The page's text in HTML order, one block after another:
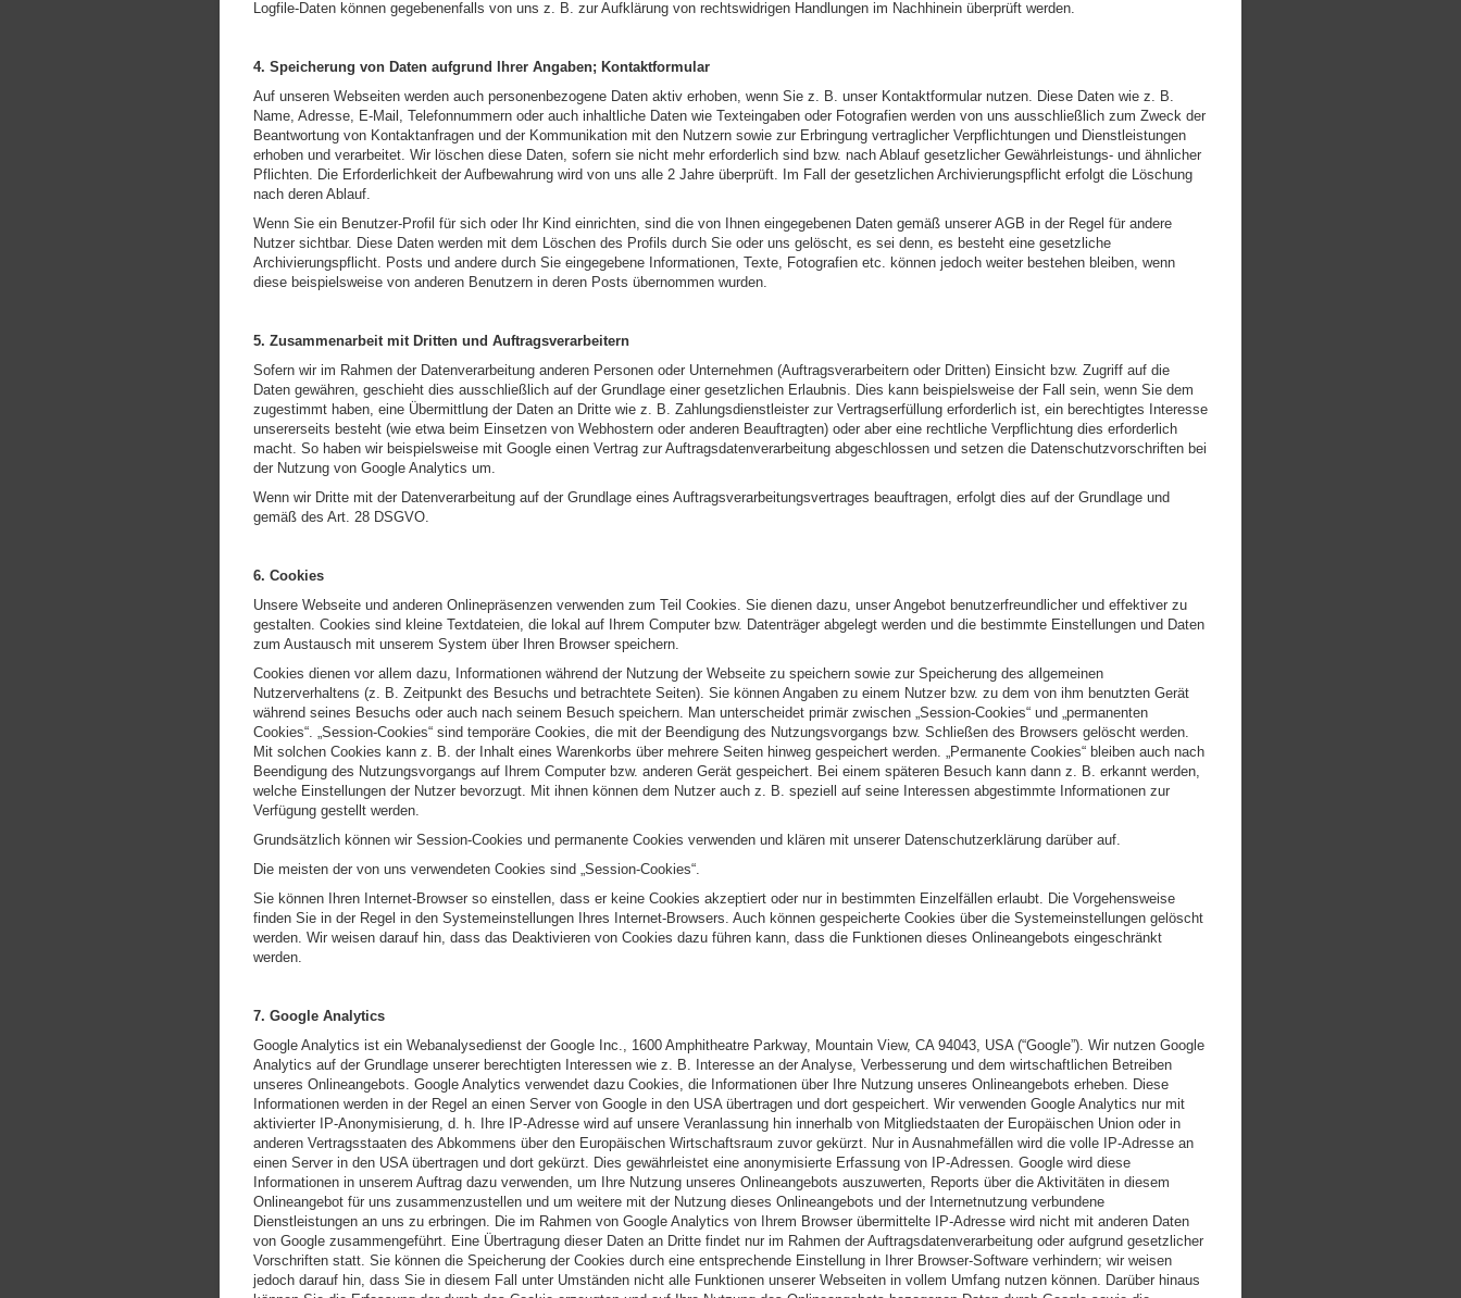
Logfile-Daten können gegebenenfalls von uns z. B. zur Aufklärung von rechtswidrigen Handlungen im Nachhinein überprüft werden.
4. Speicherung von Daten aufgrund Ihrer Angaben; Kontaktformular
Auf unseren Webseiten werden auch personenbezogene Daten aktiv erhoben, wenn Sie z. B. unser Kontaktformular nutzen. Diese Daten wie z. B.
Name, Adresse, E-Mail, Telefonnummern oder auch inhaltliche Daten wie Texteingaben oder Fotografien werden von uns ausschließlich zum Zweck der
Beantwortung von Kontaktanfragen und der Kommunikation mit den Nutzern sowie zur Erbringung vertraglicher Verpflichtungen und Dienstleistungen
erhoben und verarbeitet. Wir löschen diese Daten, sofern sie nicht mehr erforderlich sind bzw. nach Ablauf gesetzlicher Gewährleistungs- und ähnlicher
Pflichten. Die Erforderlichkeit der Aufbewahrung wird von uns alle 2 Jahre überprüft. Im Fall der gesetzlichen Archivierungspflicht erfolgt die Löschung
nach deren Ablauf.
Wenn Sie ein Benutzer-Profil für sich oder Ihr Kind einrichten, sind die von Ihnen eingegebenen Daten gemäß unserer AGB in der Regel für andere
Nutzer sichtbar. Diese Daten werden mit dem Löschen des Profils durch Sie oder uns gelöscht, es sei denn, es besteht eine gesetzliche
Archivierungspflicht. Posts und andere durch Sie eingegebene Informationen, Texte, Fotografien etc. können jedoch weiter bestehen bleiben, wenn
diese beispielsweise von anderen Benutzern in deren Posts übernommen wurden.
5. Zusammenarbeit mit Dritten und Auftragsverarbeitern
Sofern wir im Rahmen der Datenverarbeitung anderen Personen oder Unternehmen (Auftragsverarbeitern oder Dritten) Einsicht bzw. Zugriff auf die
Daten gewähren, geschieht dies ausschließlich auf der Grundlage einer gesetzlichen Erlaubnis. Dies kann beispielsweise der Fall sein, wenn Sie dem
zugestimmt haben, eine Übermittlung der Daten an Dritte wie z. B. Zahlungsdienstleister zur Vertragserfüllung erforderlich ist, ein berechtigtes Interesse
unsererseits besteht (wie etwa beim Einsetzen von Webhostern oder anderen Beauftragten) oder aber eine rechtliche Verpflichtung dies erforderlich
macht. So haben wir beispielsweise mit Google einen Vertrag zur Auftragsdatenverarbeitung abgeschlossen und setzen die Datenschutzvorschriften bei
der Nutzung von Google Analytics um.
Wenn wir Dritte mit der Datenverarbeitung auf der Grundlage eines Auftragsverarbeitungsvertrages beauftragen, erfolgt dies auf der Grundlage und
gemäß des Art. 28 DSGVO.
6. Cookies
Unsere Webseite und anderen Onlinepräsenzen verwenden zum Teil Cookies. Sie dienen dazu, unser Angebot benutzerfreundlicher und effektiver zu
gestalten. Cookies sind kleine Textdateien, die lokal auf Ihrem Computer bzw. Datenträger abgelegt werden und die bestimmte Einstellungen und Daten
zum Austausch mit unserem System über Ihren Browser speichern.
Cookies dienen vor allem dazu, Informationen während der Nutzung der Webseite zu speichern sowie zur Speicherung des allgemeinen
Nutzerverhaltens (z. B. Zeitpunkt des Besuchs und betrachtete Seiten). Sie können Angaben zu einem Nutzer bzw. zu dem von ihm benutzten Gerät
während seines Besuchs oder auch nach seinem Besuch speichern. Man unterscheidet primär zwischen „Session-Cookies“ und „permanenten
Cookies“. „Session-Cookies“ sind temporäre Cookies, die mit der Beendigung des Nutzungsvorgangs bzw. Schließen des Browsers gelöscht werden.
Mit solchen Cookies kann z. B. der Inhalt eines Warenkorbs über mehrere Seiten hinweg gespeichert werden. „Permanente Cookies“ bleiben auch nach
Beendigung des Nutzungsvorgangs auf Ihrem Computer bzw. anderen Gerät gespeichert. Bei einem späteren Besuch kann dann z. B. erkannt werden,
welche Einstellungen der Nutzer bevorzugt. Mit ihnen können dem Nutzer auch z. B. speziell auf seine Interessen abgestimmte Informationen zur
Verfügung gestellt werden.
Grundsätzlich können wir Session-Cookies und permanente Cookies verwenden und klären mit unserer Datenschutzerklärung darüber auf.
Die meisten der von uns verwendeten Cookies sind „Session-Cookies“.
Sie können Ihren Internet-Browser so einstellen, dass er keine Cookies akzeptiert oder nur in bestimmten Einzelfällen erlaubt. Die Vorgehensweise
finden Sie in der Regel in den Systemeinstellungen Ihres Internet-Browsers. Auch können gespeicherte Cookies über die Systemeinstellungen gelöscht
werden. Wir weisen darauf hin, dass das Deaktivieren von Cookies dazu führen kann, dass die Funktionen dieses Onlineangebots eingeschränkt
werden.
7. Google Analytics
Google Analytics ist ein Webanalysedienst der Google Inc., 1600 Amphitheatre Parkway, Mountain View, CA 94043, USA (“Google”). Wir nutzen Google
Analytics auf der Grundlage unserer berechtigten Interessen wie z. B. Interesse an der Analyse, Verbesserung und dem wirtschaftlichen Betreiben
unseres Onlineangebots. Google Analytics verwendet dazu Cookies, die Informationen über Ihre Nutzung unseres Onlineangebots erheben. Diese
Informationen werden in der Regel an einen Server von Google in den USA übertragen und dort gespeichert. Wir verwenden Google Analytics nur mit
aktivierter IP-Anonymisierung, d. h. Ihre IP-Adresse wird auf unsere Veranlassung hin innerhalb von Mitgliedstaaten der Europäischen Union oder in
anderen Vertragsstaaten des Abkommens über den Europäischen Wirtschaftsraum zuvor gekürzt. Nur in Ausnahmefällen wird die volle IP-Adresse an
einen Server in den USA übertragen und dort gekürzt. Dies gewährleistet eine anonymisierte Erfassung von IP-Adressen. Google wird diese
Informationen in unserem Auftrag dazu verwenden, um Ihre Nutzung unseres Onlineangebots auszuwerten, Reports über die Aktivitäten in diesem
Onlineangebot für uns zusammenzustellen und um weitere mit der Nutzung dieses Onlineangebots und der Internetnutzung verbundene
Dienstleistungen an uns zu erbringen. Die im Rahmen von Google Analytics von Ihrem Browser übermittelte IP-Adresse wird nicht mit anderen Daten
von Google zusammengeführt. Eine Übertragung dieser Daten an Dritte findet nur im Rahmen der Auftragsdatenverarbeitung oder aufgrund gesetzlicher
Vorschriften statt. Sie können die Speicherung der Cookies durch eine entsprechende Einstellung in Ihrer Browser-Software verhindern; wir weisen
jedoch darauf hin, dass Sie in diesem Fall unter Umständen nicht alle Funktionen unserer Webseiten in vollem Umfang nutzen können. Darüber hinaus